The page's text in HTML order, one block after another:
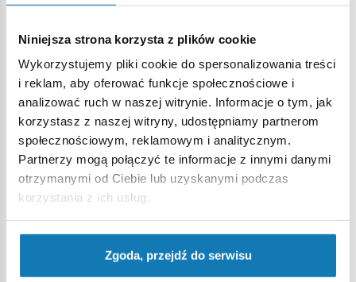
Niniejsza strona korzysta z plików cookie
Wykorzystujemy pliki cookie do spersonalizowania treści
i reklam, aby oferować funkcje społecznościowe i
analizować ruch w naszej witrynie. Informacje o tym, jak
korzystasz z naszej witryny, udostępniamy partnerom
społecznościowym, reklamowym i analitycznym.
Partnerzy mogą połączyć te informacje z innymi danymi
otrzymanymi od Ciebie lub uzyskanymi podczas
korzystania z ich usług.
Zgoda, przejdź do serwisu
tradycją,
spełniają normy bezpieczeństwa dotyczące produktów
dla dzieci,
w pełni kompatybilne z innymi markami klocków
konstrukcyjnych,
klocki z nadrukami nie odkształcają się i nie bledną w
czasie zabawy czy pod wpływem temperatury,
czytelna i intuicyjna instrukcja oparta na rysunkach i
ikonach,
obracające się koła.
Specyfikacja